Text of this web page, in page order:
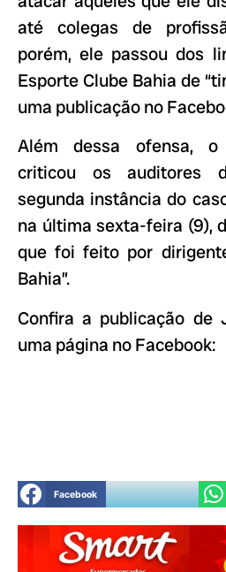
até colegas de
porém, ele passou dos
Esporte Clube Bahia de
uma publicação no
Além dessa ofensa, o
criticou os auditores
segunda instância do
na última sexta-feira (9),
que foi feito por
Bahia”.
Confira a publicação de
uma página no Facebook:
Facebook